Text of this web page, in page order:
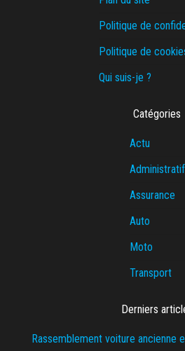
Politique de
Politique de
Qui suis-je ?
Catégories
Actu
Administratif
Assurance
Auto
Moto
Transport
Derniers
Rassemblement voiture ancienne